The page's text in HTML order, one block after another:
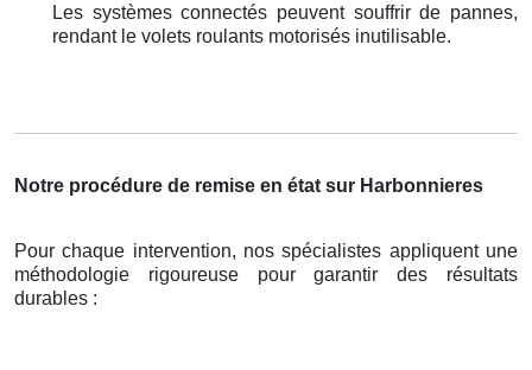
Les systèmes connectés peuvent souffrir de pannes,
rendant le volets roulants motorisés inutilisable.
Notre procédure de remise en état sur Harbonnieres
Pour chaque intervention, nos spécialistes appliquent une
méthodologie rigoureuse pour garantir des résultats
durables :